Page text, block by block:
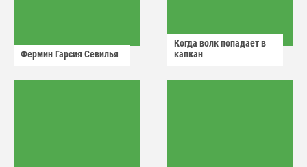
Фермин Гарсия Севилья
Когда волк попадает в
капкан